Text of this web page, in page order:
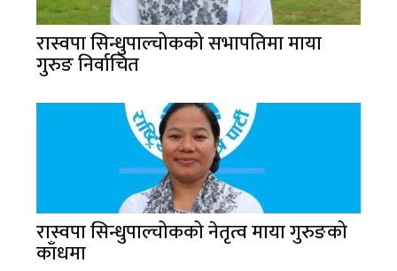
रास्वपा सिन्धुपाल्चोकको सभापतिमा माया
गुरुङ निर्वाचित
रास्वपा सिन्धुपाल्चोकको नेतृत्व माया गुरुङको
काँधमा